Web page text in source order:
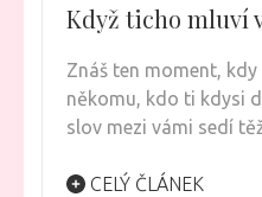
Když ticho mluví
Znáš ten moment,
někomu, kdo ti kdysi
slov mezi vámi sedí
CELÝ ČLÁNEK